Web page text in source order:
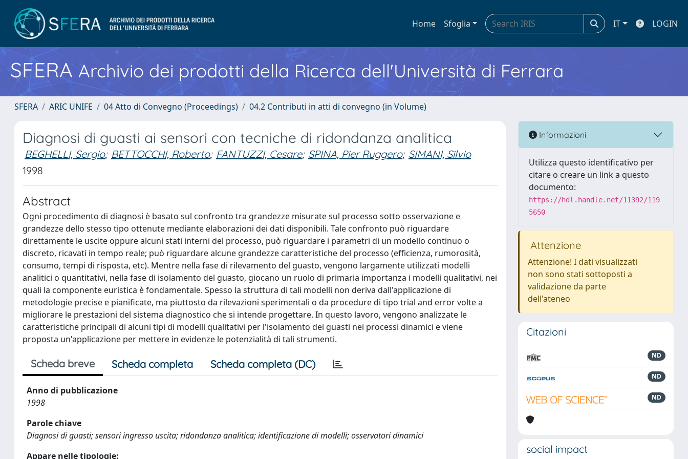
Home Sfoglia IT LOGIN
SFERA Archivio dei prodotti della Ricerca dell'Università di Ferrara
SFERA ARIC UNIFE 04 Atto di Convegno (Proceedings) 04.2 Contributi in atti di convegno (in Volume)
Diagnosi di guasti ai sensori con tecniche di ridondanza analitica
BEGHELLI, Sergio; BETTOCCHI, Roberto; FANTUZZI, Cesare; SPINA, Pier Ruggero; SIMANI, Silvio
1998
Abstract
Ogni procedimento di diagnosi è basato sul confronto tra grandezze misurate sul processo sotto osservazione e
grandezze dello stesso tipo ottenute mediante elaborazioni dei dati disponibili. Tale confronto può riguardare
direttamente le uscite oppure alcuni stati interni del processo, può riguardare i parametri di un modello continuo o
discreto, ricavati in tempo reale; può riguardare alcune grandezze caratteristiche del processo (efficienza, rumorosità,
consumo, tempi di risposta, etc). Mentre nella fase di rilevamento del guasto, vengono largamente utilizzati modelli
analitici o quantitativi, nella fase di isolamento del guasto, giocano un ruolo di primaria importanza i modelli qualitativi, nei
quali la componente euristica è fondamentale. Spesso la struttura di tali modelli non deriva dall'applicazione di
metodologie precise e pianificate, ma piuttosto da rilevazioni sperimentali o da procedure di tipo trial and error volte a
migliorare le prestazioni del sistema diagnostico che si intende progettare. In questo lavoro, vengono analizzate le
caratteristiche principali di alcuni tipi di modelli qualitativi per l'isolamento dei guasti nei processi dinamici e viene
proposta un'applicazione per mettere in evidenze le potenzialità di tali strumenti.
Scheda breve Scheda completa Scheda completa (DC)
Anno di pubblicazione
1998
Parole chiave
Diagnosi di guasti; sensori ingresso uscita; ridondanza analitica; identificazione di modelli; osservatori dinamici
Appare nelle tipologie:
Informazioni
Utilizza questo identificativo per
citare o creare un link a questo
documento:
https://hdl.handle.net/11392/119
5650
Attenzione
Attenzione! I dati visualizzati
non sono stati sottoposti a
validazione da parte
dell'ateneo
Citazioni
ND
ND
ND
social impact